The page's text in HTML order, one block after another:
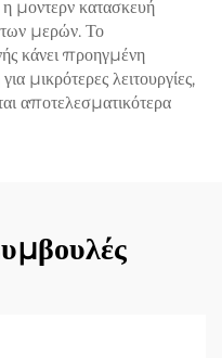
η μοντερν κατασκευή
των μερών. Το
κάνει προηγμένη
μικρότερες λειτουργίες,
αποτελεσματικότερα